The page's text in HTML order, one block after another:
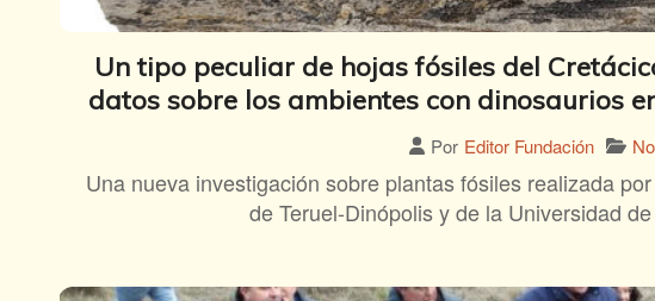
Un tipo peculiar de hojas fósiles del
datos sobre los ambientes con dinosaurios
Por Editor Fundación
Una nueva investigación sobre plantas fósiles realizada
de Teruel-Dinópolis y de la Universidad